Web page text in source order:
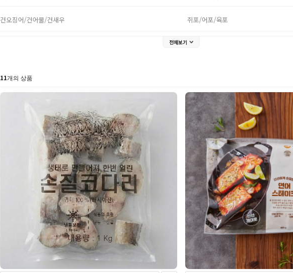
건오징어/건어물/건새우 쥐포/어포/육포
전체보기
11개의 상품